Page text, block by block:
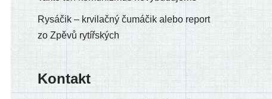
Rysáčik – krvilačný čumáčik alebo report
zo Zpěvů rytířských
Kontakt